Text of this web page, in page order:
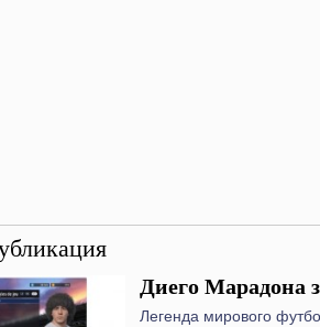
Диего Марадона
Легенда мирового